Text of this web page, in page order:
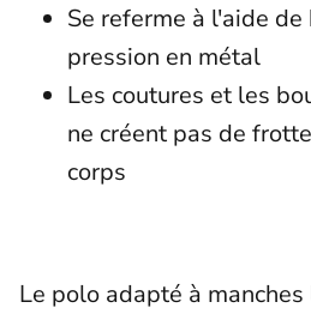
Se referme à l'aide
pression en métal
Les coutures et les
ne créent pas de
corps
Le polo adapté à